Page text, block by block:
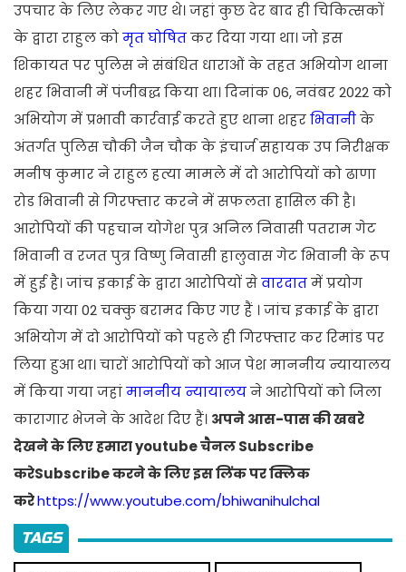
उपचार के लिए लेकर गए थे। जहां कुछ देर बाद ही चिकित्सकों
के द्वारा राहुल कोमृत घोषितकर दिया गया था। जो इस
शिकायत पर पुलिस ने संबंधित धाराओं के तहत अभियोग थाना
शहर भिवानी में पंजीबद्ध किया था। दिनांक 06, नवंबर 2022 को
अभियोग में प्रभावी कार्रवाई करते हुए थाना शहरभिवानीके
अंतर्गत पुलिस चौकी जैन चौक के इंचार्ज सहायक उप निरीक्षक
मनीष कुमार ने राहुल हत्या मामले में दो आरोपियों को ढाणा
रोड भिवानी से गिरफ्तार करने में सफलता हासिल की है।
आरोपियों की पहचान योगेश पुत्र अनिल निवासी पतराम गेट
भिवानी व रजत पुत्र विष्णु निवासी हालुवास गेट भिवानी के रूप
में हुई है। जांच इकाई के द्वारा आरोपियों सेवारदातमें प्रयोग
किया गया 02 चक्कु बरामद किए गए हैं । जांच इकाई के द्वारा
अभियोग में दो आरोपियों को पहले ही गिरफ्तार कर रिमांड पर
लिया हुआ था। चारों आरोपियों को आज पेश माननीय न्यायालय
में किया गया जहांमाननीय न्यायालयने आरोपियों को जिला
कारागार भेजने के आदेश दिए हैं। अपने आस-पास की खबरे
देखने के लिए हमारा youtube चैनल Subscribe
करेSubscribe करने के लिए इस लिंक पर क्लिक
करेhttps://www.youtube.com/bhiwanihulchal
TAGS